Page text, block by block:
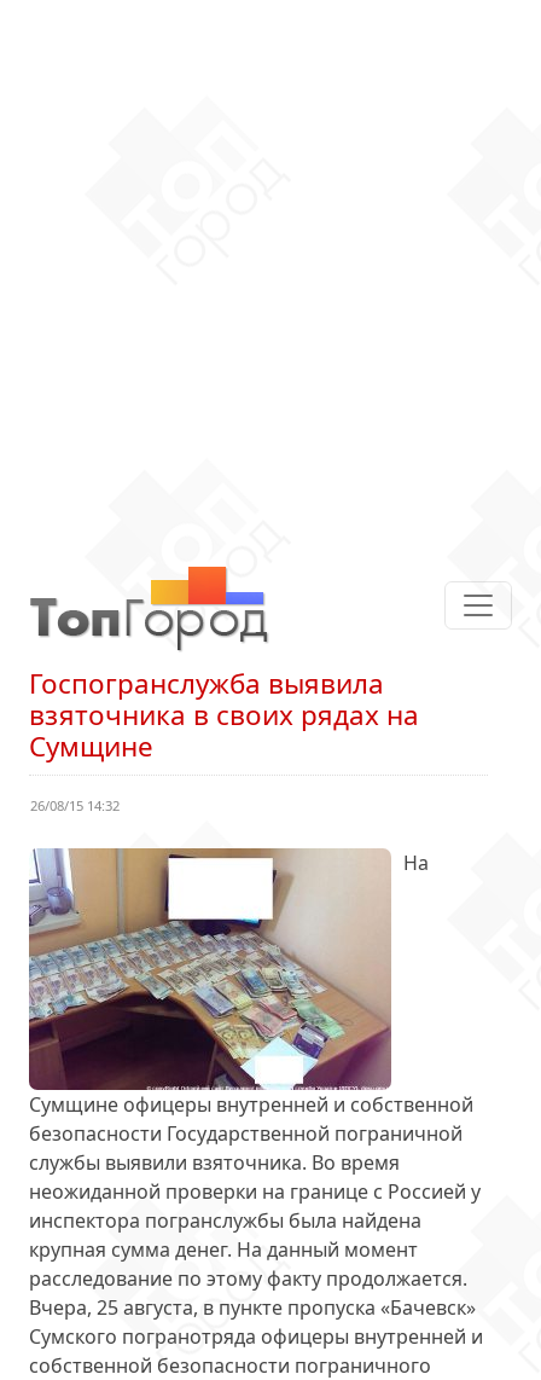
Госпогранслужба выявила
взяточника в своих рядах на
Сумщине
26/08/15 14:32
На
Сумщине офицеры внутренней и собственной
безопасности Государственной пограничной
службы выявили взяточника. Во время
неожиданной проверки на границе с Россией у
инспектора погранслужбы была найдена
крупная сумма денег. На данный момент
расследование по этому факту продолжается.
Вчера, 25 августа, в пункте пропуска «Бачевск»
Сумского погранотряда офицеры внутренней и
собственной безопасности пограничного